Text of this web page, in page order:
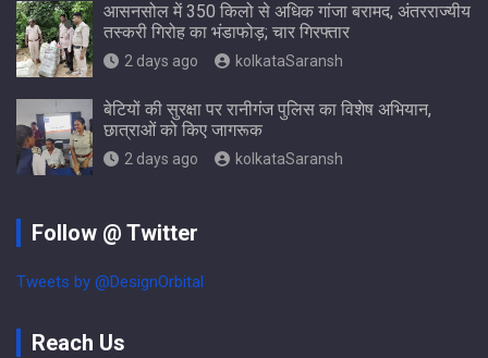
आसनसोल में 350 किलो से अधिक गांजा बरामद, अंतरराज्यीय
तस्करी गिरोह का भंडाफोड़; चार गिरफ्तार
2 days ago kolkataSaransh
बेटियों की सुरक्षा पर रानीगंज पुलिस का विशेष अभियान,
छात्राओं को किए जागरूक
2 days ago kolkataSaransh
Follow @ Twitter
Tweets by @DesignOrbital
Reach Us